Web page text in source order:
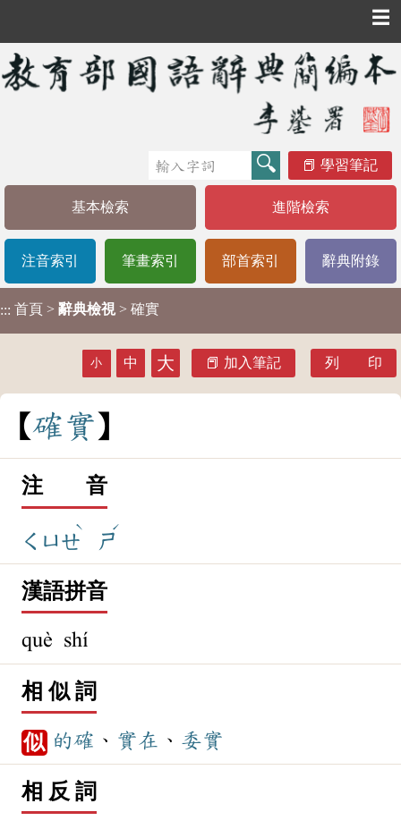
☰
學習筆記
基本檢索 進階檢索
注音索引 筆畫索引 部首索引 辭典附錄
::: 首頁 > 辭典檢視 > 確實
小 中 大 加入筆記 列 印
確實
注 音
ㄑㄩㄝ
ˋ
ㄕ
ˊ
漢語拼音
què shí
相 似 詞
似 的確 、 實在 、 委實
相 反 詞